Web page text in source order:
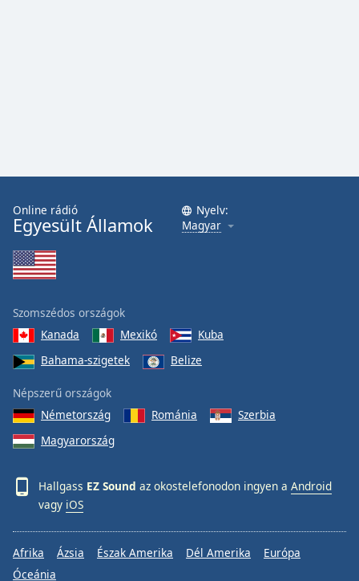
Font
Family
Done
Close
Dialog
dialog
window.
Online rádió
Egyesült Államok
Nyelv:
Magyar
Szomszédos országok
Kanada
Mexikó
Kuba
Bahama-szigetek
Belize
Népszerű országok
Németország
Románia
Szerbia
Magyarország
Hallgass EZ Sound az okostelefonodon ingyen a Android
vagy iOS
Afrika Ázsia Észak Amerika Dél Amerika
Európa
Óceánia